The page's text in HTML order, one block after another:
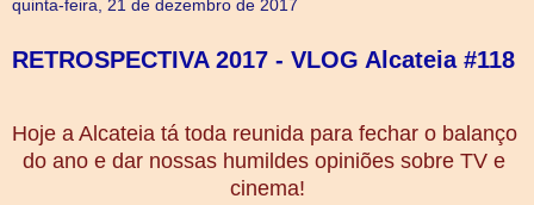
quinta-feira, 21 de dezembro de 2017
RETROSPECTIVA 2017 - VLOG Alcateia #118
Hoje a Alcateia tá toda reunida para fechar o balanço
do ano e dar nossas humildes opiniões sobre TV e
cinema!